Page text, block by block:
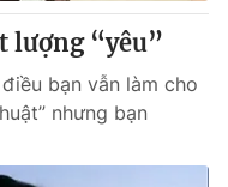
tử số 483/GP-BTTTT
Phạm Quốc Thắng,
lượng “yêu”
bạn vẫn làm cho
nhưng bạn